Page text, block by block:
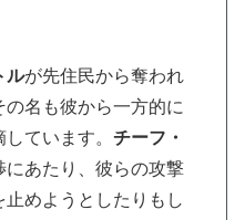
ルが先住民から奪われ
名も彼から一方的に
ています。 チーフ・
にあたり、彼らの攻撃
めようとしたりもし